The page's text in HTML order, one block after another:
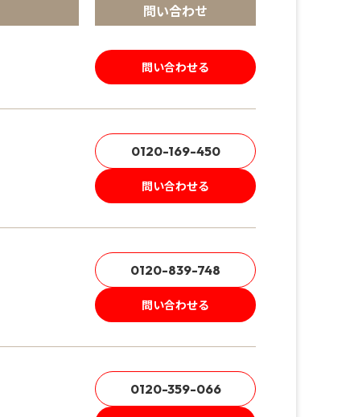
問い合わせ
問い合わせる
0120-169-450
問い合わせる
0120-839-748
問い合わせる
0120-359-066